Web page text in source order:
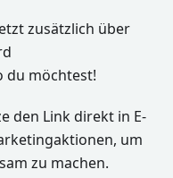
zusätzlich über
du möchtest!
den Link direkt in E-
um
zu machen.